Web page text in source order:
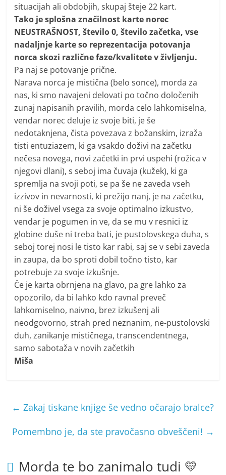
situacijah ali obdobjih, skupaj šteje 22 kart.
Tako je splošna značilnost karte norec
NEUSTRAŠNOST, število 0, število začetka, vse
nadaljnje karte so reprezentacija potovanja
norca skozi različne faze/kvalitete v življenju.
Pa naj se potovanje prične.
Narava norca je mistična (belo sonce), morda za
nas, ki smo navajeni delovati po točno določenih
zunaj napisanih pravilih, morda celo lahkomiselna,
vendar norec deluje iz svoje biti, je še
nedotaknjena, čista povezava z božanskim, izraža
tisti entuziazem, ki ga vsakdo doživi na začetku
nečesa novega, novi začetki in prvi uspehi (rožica v
njegovi dlani), s seboj ima čuvaja (kužek), ki ga
spremlja na svoji poti, se pa še ne zaveda vseh
izzivov in nevarnosti, ki prežijo nanj, je na začetku,
ni še doživel vsega za svoje optimalno izkustvo,
vendar je pogumen in ve, da se mu v resnici iz
globine duše ni treba bati, je pustolovskega duha, s
seboj torej nosi le tisto kar rabi, saj se v sebi zaveda
in zaupa, da bo sproti dobil točno tisto, kar
potrebuje za svoje izkušnje.
Če je karta obrnjena na glavo, pa gre lahko za
opozorilo, da bi lahko kdo ravnal preveč
lahkomiselno, naivno, brez izkušenj ali
neodgovorno, strah pred neznanim, ne-pustolovski
duh, zanikanje mističnega, transcendentnega,
samo sabotaža v novih začetkih
Miša
← Zakaj tiskane knjige še vedno očarajo bralce?
Pomembno je, da ste pravočasno obveščeni! →
Morda te bo zanimalo tudi 💛